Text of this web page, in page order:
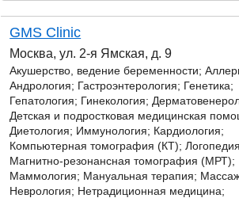
GMS Clinic
Москва, ул. 2-я Ямская, д. 9
Акушерство, ведение беременности;
Андрология; Гастроэнтерология; Генетика;
Гепатология; Гинекология;
Детская и подростковая медицинская
Диетология; Иммунология; Кардиология;
Компьютерная томография (КТ);
Магнитно-резонансная томография (МРТ);
Маммология; Мануальная терапия;
Неврология; Нетрадиционная медицина;